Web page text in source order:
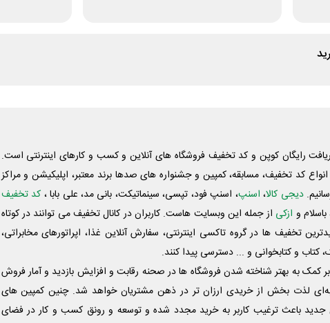
رایگان کوپن و کد تخفیف فروشگاه های آنلاین و کسب و‌ کارهای اینترنتی است.
کد تخفیف، مسابقه، کمپین و جشنواره های صدها برند معتبر، اپلیکیشن و مراکز
دیجی کالا، اسنپ، اسنپ فود، تپسی، سینماتیکت، بانی مد، علی‌ بابا ، کد تخفیف
باسلام و ازکی از جمله این وبسایت ‌هاست. کاربران در کانال تخفیف می توانند در کوتاه
تخفیف ها در گروه تاکسی اینترنتی، سفارش آنلاین غذا، اپراتورهای مخابراتی،
و کتابخوانی و ... دسترسی پیدا کنند.
بر کمک به بهتر شناخته شدن فروشگاه ها در صحنه رقابت و افزایش بازدید و آمار فروش
لذت بخش از خریدی ارزان تر در ذهن مشتریان خواهد شد. چنین کمپین های
باعث ترغیب کاربر به خرید مجدد شده و توسعه و رونق کسب و کار در فضای